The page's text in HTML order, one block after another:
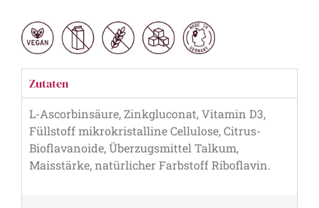
Zutaten
L-Ascorbinsäure, Zinkgluconat, Vitamin D3,
Füllstoff mikrokristalline Cellulose, Citrus-
Bioflavanoide, Überzugsmittel Talkum,
Maisstärke, natürlicher Farbstoff Riboflavin.